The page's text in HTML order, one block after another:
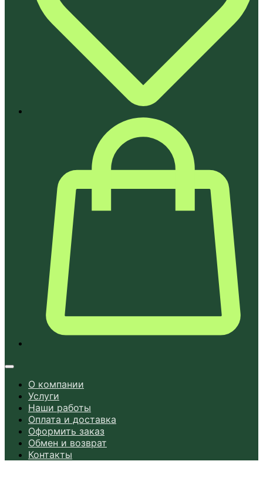
О компании
Услуги
Наши работы
Оплата и доставка
Оформить заказ
Обмен и возврат
Контакты